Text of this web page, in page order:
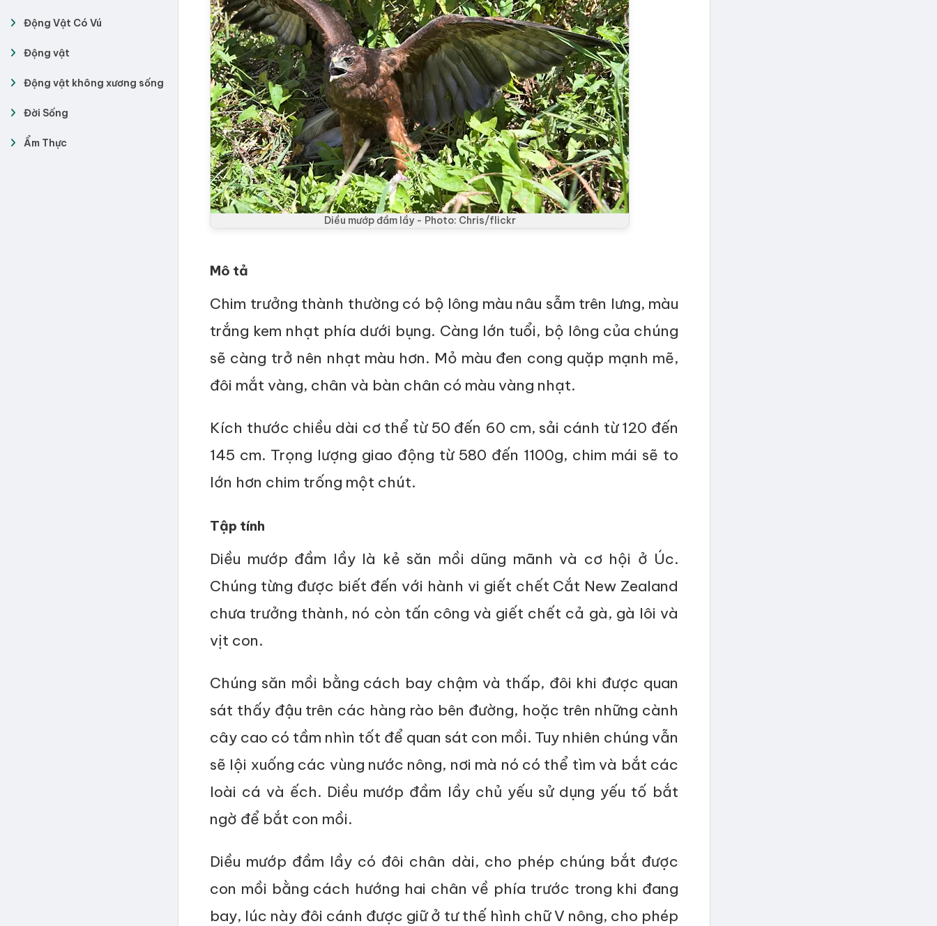
Động Vật Có Vú
Động vật
Động vật không xương sống
Đời Sống
Ẩm Thực
Diều mướp đầm lầy - Photo: Chris/flickr
Mô tả
Chim trưởng thành thường có bộ lông màu nâu sẫm trên lưng, màu
trắng kem nhạt phía dưới bụng. Càng lớn tuổi, bộ lông của chúng
sẽ càng trở nên nhạt màu hơn. Mỏ màu đen cong quặp mạnh mẽ,
đôi mắt vàng, chân và bàn chân có màu vàng nhạt.
Kích thước chiều dài cơ thể từ 50 đến 60 cm, sải cánh từ 120 đến
145 cm. Trọng lượng giao động từ 580 đến 1100g, chim mái sẽ to
lớn hơn chim trống một chút.
Tập tính
Diều mướp đầm lầy là kẻ săn mồi dũng mãnh và cơ hội ở Úc.
Chúng từng được biết đến với hành vi giết chết Cắt New Zealand
chưa trưởng thành, nó còn tấn công và giết chết cả gà, gà lôi và
vịt con.
Chúng săn mồi bằng cách bay chậm và thấp, đôi khi được quan
sát thấy đậu trên các hàng rào bên đường, hoặc trên những cành
cây cao có tầm nhìn tốt để quan sát con mồi. Tuy nhiên chúng vẫn
sẽ lội xuống các vùng nước nông, nơi mà nó có thể tìm và bắt các
loài cá và ếch. Diều mướp đầm lầy chủ yếu sử dụng yếu tố bắt
ngờ để bắt con mồi.
Diều mướp đầm lầy có đôi chân dài, cho phép chúng bắt được
con mồi bằng cách hướng hai chân về phía trước trong khi đang
bay, lúc này đôi cánh được giữ ở tư thế hình chữ V nông, cho phép